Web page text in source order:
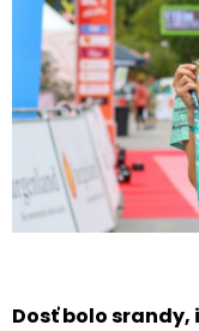
Dosť bolo